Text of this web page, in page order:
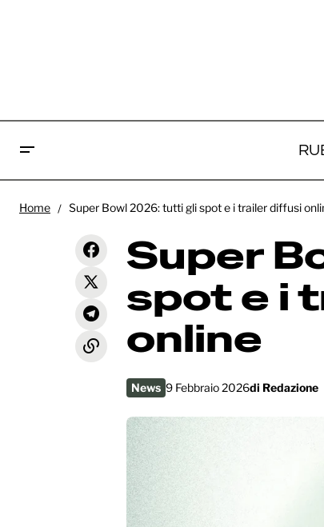
office USA, mentre “Zootropolis 2”
News
Home Super Bowl 2026: tutti gli spot e i trailer diffusi
Super
spot e i
online
News 9 Febbraio 2026di Redazione